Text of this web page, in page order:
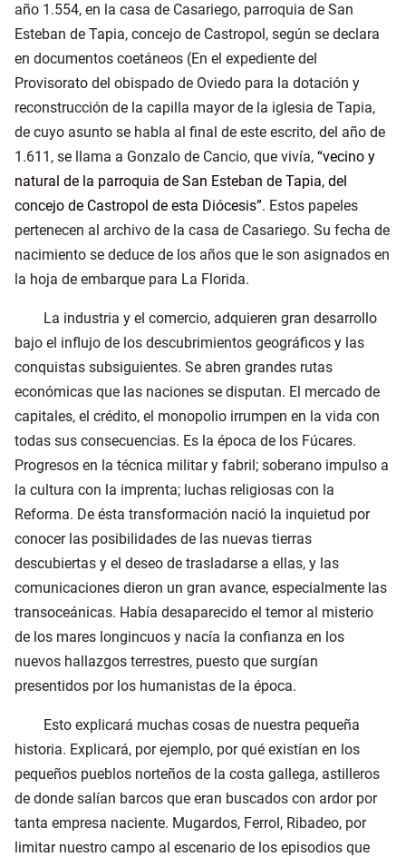
año 1.554, en la casa de Casariego, parroquia de San
Esteban de Tapia, concejo de Castropol, según se declara
en documentos coetáneos (En el expediente del
Provisorato del obispado de Oviedo para la dotación y
reconstrucción de la capilla mayor de la iglesia de Tapia,
de cuyo asunto se habla al final de este escrito, del año de
1.611, se llama a Gonzalo de Cancio, que vivía, vecino y
natural de la parroquia de San Esteban de Tapia, del
concejo de Castropol de esta Diócesis . Estos papeles
pertenecen al archivo de la casa de Casariego. Su fecha de
nacimiento se deduce de los años que le son asignados en
la hoja de embarque para La Florida.
La industria y el comercio, adquieren gran desarrollo
bajo el influjo de los descubrimientos geográficos y las
conquistas subsiguientes. Se abren grandes rutas
económicas que las naciones se disputan. El mercado de
capitales, el crédito, el monopolio irrumpen en la vida con
todas sus consecuencias. Es la época de los Fúcares.
Progresos en la técnica militar y fabril; soberano impulso a
la cultura con la imprenta; luchas religiosas con la
Reforma. De ésta transformación nació la inquietud por
conocer las posibilidades de las nuevas tierras
descubiertas y el deseo de trasladarse a ellas, y las
comunicaciones dieron un gran avance, especialmente las
transoceánicas. Había desaparecido el temor al misterio
de los mares longincuos y nacía la confianza en los
nuevos hallazgos terrestres, puesto que surgían
presentidos por los humanistas de la época.
Esto explicará muchas cosas de nuestra pequeña
historia. Explicará, por ejemplo, por qué existían en los
pequeños pueblos norteños de la costa gallega, astilleros
de donde salían barcos que eran buscados con ardor por
tanta empresa naciente. Mugardos, Ferrol, Ribadeo, por
limitar nuestro campo al escenario de los episodios que